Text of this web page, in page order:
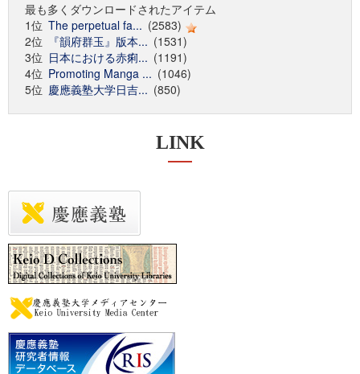
最も多くダウンロードされたアイテム
1位 The perpetual fa... (2583)
2位
『韻府群玉』版本... (1531)
3位 日本における赤痢... (1191)
4位 Promoting Manga ... (1046)
5位 慶應義塾大学日吉... (850)
LINK